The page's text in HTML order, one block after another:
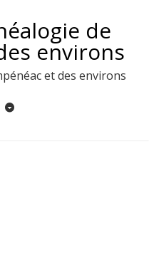
de
environs
et des environs